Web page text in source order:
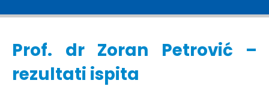
Prof. dr Zoran Petrović –
rezultati ispita